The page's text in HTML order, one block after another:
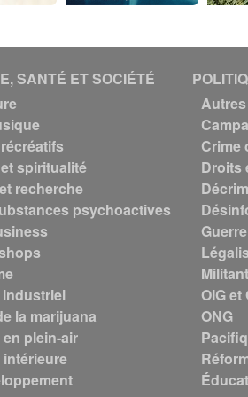
M
o
t
r
é
a
l
"
c
o
n
d
a
m
n
é
SANTÉ ET SOCIÉTÉ
spiritualité
recherche
psychoactives
la marijuana
plein-air
Crime
Droits
OIG et
ONG